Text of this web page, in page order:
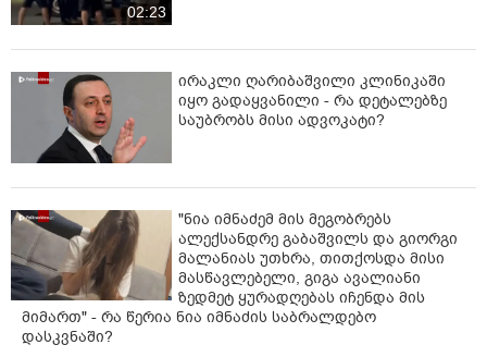
02:23
ირაკლი ღარიბაშვილი კლინიკაში
იყო გადაყვანილი - რა დეტალებზე
საუბრობს მისი ადვოკატი?
"ნია იმნაძემ მის მეგობრებს
ალექსანდრე გაბაშვილს და გიორგი
მალანიას უთხრა, თითქოსდა მისი
მასწავლებელი, გიგა ავალიანი
ზედმეტ ყურადღებას იჩენდა მის
მიმართ" - რა წერია ნია იმნაძის საბრალდებო
დასკვნაში?